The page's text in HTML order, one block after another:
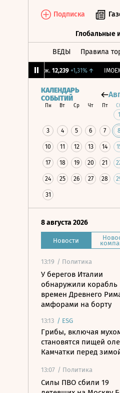
Подписка
Глобальные
ВЕДЫ Правила
CNY Бирж. 12,239 +1,31%↑ IMOEX
КАЛЕНДАРЬ
СОБЫТИЙ
Пн Вт Ср Чт Пт
1
3 4 5 6 7 8
10 11 12 13 14
17 18 19 20 21
24 25 26 27 28
31
8 августа 2026
Новости
13:19 / Политика
У берегов Италии
обнаружили корабль
времен Древнего
амфорами на борту
13:13 / ESG
Грибы, включая
становятся пищей
Камчатки перед
13:07 / Политика
Силы ПВО сбили 19